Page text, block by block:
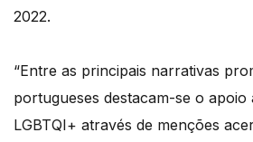
2022.
“Entre as principais narrativas
portugueses destacam-se o apoio
LGBTQI+ através de menções